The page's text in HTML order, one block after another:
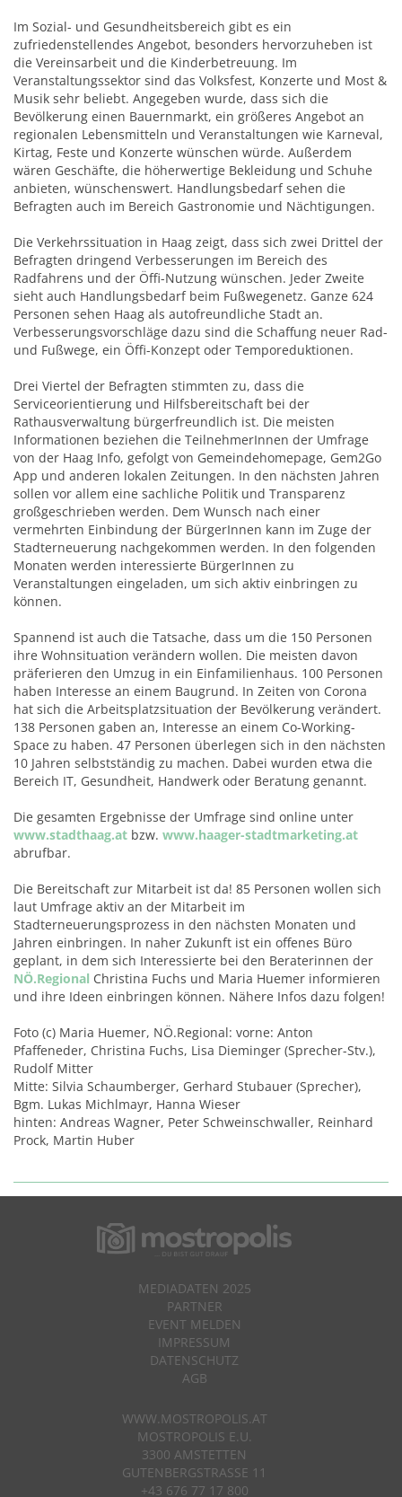
Im Sozial- und Gesundheitsbereich gibt es ein
zufriedenstellendes Angebot, besonders hervorzuheben ist
die Vereinsarbeit und die Kinderbetreuung. Im
Veranstaltungssektor sind das Volksfest, Konzerte und Most &
Musik sehr beliebt. Angegeben wurde, dass sich die
Bevölkerung einen Bauernmarkt, ein größeres Angebot an
regionalen Lebensmitteln und Veranstaltungen wie Karneval,
Kirtag, Feste und Konzerte wünschen würde. Außerdem
wären Geschäfte, die höherwertige Bekleidung und Schuhe
anbieten, wünschenswert. Handlungsbedarf sehen die
Befragten auch im Bereich Gastronomie und Nächtigungen.
Die Verkehrssituation in Haag zeigt, dass sich zwei Drittel der
Befragten dringend Verbesserungen im Bereich des
Radfahrens und der Öffi-Nutzung wünschen. Jeder Zweite
sieht auch Handlungsbedarf beim Fußwegenetz. Ganze 624
Personen sehen Haag als autofreundliche Stadt an.
Verbesserungsvorschläge dazu sind die Schaffung neuer Rad-
und Fußwege, ein Öffi-Konzept oder Temporeduktionen.
Drei Viertel der Befragten stimmten zu, dass die
Serviceorientierung und Hilfsbereitschaft bei der
Rathausverwaltung bürgerfreundlich ist. Die meisten
Informationen beziehen die TeilnehmerInnen der Umfrage
von der Haag Info, gefolgt von Gemeindehomepage, Gem2Go
App und anderen lokalen Zeitungen. In den nächsten Jahren
sollen vor allem eine sachliche Politik und Transparenz
großgeschrieben werden. Dem Wunsch nach einer
vermehrten Einbindung der BürgerInnen kann im Zuge der
Stadterneuerung nachgekommen werden. In den folgenden
Monaten werden interessierte BürgerInnen zu
Veranstaltungen eingeladen, um sich aktiv einbringen zu
können.
Spannend ist auch die Tatsache, dass um die 150 Personen
ihre Wohnsituation verändern wollen. Die meisten davon
präferieren den Umzug in ein Einfamilienhaus. 100 Personen
haben Interesse an einem Baugrund. In Zeiten von Corona
hat sich die Arbeitsplatzsituation der Bevölkerung verändert.
138 Personen gaben an, Interesse an einem Co-Working-
Space zu haben. 47 Personen überlegen sich in den nächsten
10 Jahren selbstständig zu machen. Dabei wurden etwa die
Bereich IT, Gesundheit, Handwerk oder Beratung genannt.
Die gesamten Ergebnisse der Umfrage sind online unter
www.stadthaag.at bzw. www.haager-stadtmarketing.at
abrufbar.
Die Bereitschaft zur Mitarbeit ist da! 85 Personen wollen sich
laut Umfrage aktiv an der Mitarbeit im
Stadterneuerungsprozess in den nächsten Monaten und
Jahren einbringen. In naher Zukunft ist ein offenes Büro
geplant, in dem sich Interessierte bei den Beraterinnen der
NÖ.Regional Christina Fuchs und Maria Huemer informieren
und ihre Ideen einbringen können. Nähere Infos dazu folgen!
Foto (c) Maria Huemer, NÖ.Regional: vorne: Anton
Pfaffeneder, Christina Fuchs, Lisa Dieminger (Sprecher-Stv.),
Rudolf Mitter
Mitte: Silvia Schaumberger, Gerhard Stubauer (Sprecher),
Bgm. Lukas Michlmayr, Hanna Wieser
hinten: Andreas Wagner, Peter Schweinschwaller, Reinhard
Prock, Martin Huber
MEDIADATEN 2025
PARTNER
EVENT MELDEN
IMPRESSUM
DATENSCHUTZ
AGB
WWW.MOSTROPOLIS.AT
MOSTROPOLIS E.U.
3300 AMSTETTEN
GUTENBERGSTRASSE 11
+43 676 77 17 800